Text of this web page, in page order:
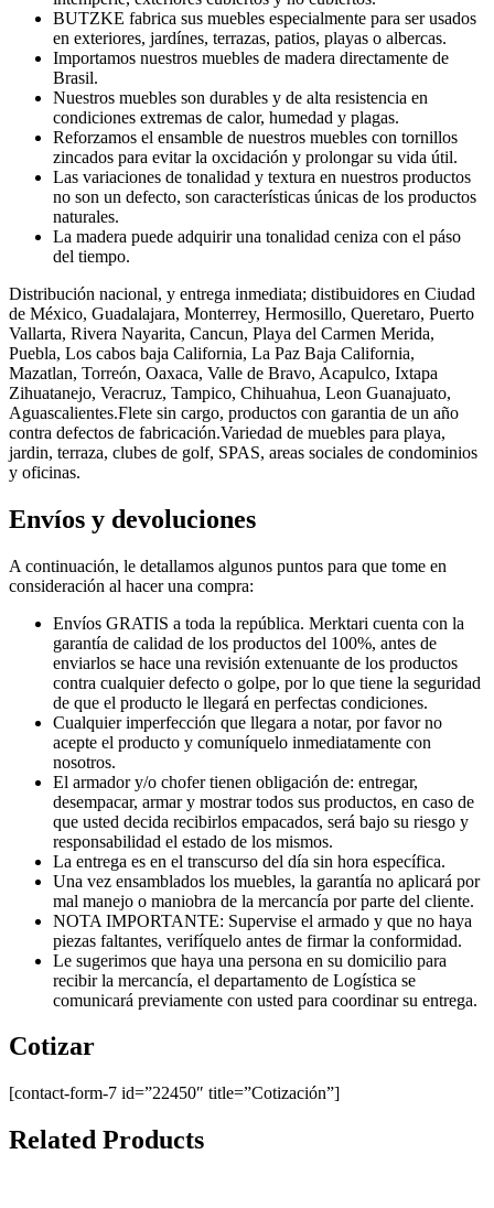
BUTZKE fabrica sus muebles especialmente para ser usados
en exteriores, jardínes, terrazas, patios, playas o albercas.
Importamos nuestros muebles de madera directamente de
Brasil.
Nuestros muebles son durables y de alta resistencia en
condiciones extremas de calor, humedad y plagas.
Reforzamos el ensamble de nuestros muebles con tornillos
zincados para evitar la oxcidación y prolongar su vida útil.
Las variaciones de tonalidad y textura en nuestros productos
no son un defecto, son características únicas de los productos
naturales.
La madera puede adquirir una tonalidad ceniza con el páso
del tiempo.
Distribución nacional, y entrega inmediata; distibuidores en Ciudad
de México, Guadalajara, Monterrey, Hermosillo, Queretaro, Puerto
Vallarta, Rivera Nayarita, Cancun, Playa del Carmen Merida,
Puebla, Los cabos baja California, La Paz Baja California,
Mazatlan, Torreón, Oaxaca, Valle de Bravo, Acapulco, Ixtapa
Zihuatanejo, Veracruz, Tampico, Chihuahua, Leon Guanajuato,
Aguascalientes.Flete sin cargo, productos con garantia de un año
contra defectos de fabricación.Variedad de muebles para playa,
jardin, terraza, clubes de golf, SPAS, areas sociales de condominios
y oficinas.
Envíos y devoluciones
A continuación, le detallamos algunos puntos para que tome en
consideración al hacer una compra:
Envíos GRATIS a toda la república. Merktari cuenta con la
garantía de calidad de los productos del 100%, antes de
enviarlos se hace una revisión extenuante de los productos
contra cualquier defecto o golpe, por lo que tiene la seguridad
de que el producto le llegará en perfectas condiciones.
Cualquier imperfección que llegara a notar, por favor no
acepte el producto y comuníquelo inmediatamente con
nosotros.
El armador y/o chofer tienen obligación de: entregar,
desempacar, armar y mostrar todos sus productos, en caso de
que usted decida recibirlos empacados, será bajo su riesgo y
responsabilidad el estado de los mismos.
La entrega es en el transcurso del día sin hora específica.
Una vez ensamblados los muebles, la garantía no aplicará por
mal manejo o maniobra de la mercancía por parte del cliente.
NOTA IMPORTANTE: Supervise el armado y que no haya
piezas faltantes, verifíquelo antes de firmar la conformidad.
Le sugerimos que haya una persona en su domicilio para
recibir la mercancía, el departamento de Logística se
comunicará previamente con usted para coordinar su entrega.
Cotizar
[contact-form-7 id=”22450″ title=”Cotización”]
Related Products